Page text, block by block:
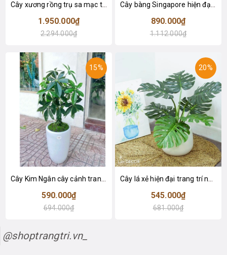
Cây xương rồng trụ sa mạc trang trí loại 2 tay (155cm) - LC2912
1.950.000₫
2.294.000₫
Cây bàng Singapore hiện đại trang trí nhà đẹp (120cm) - LC2913
890.000₫
1.112.000₫
15%
Cây Kim Ngân cây cảnh trang trí nhà đẹp (80cm) - LC1990
590.000₫
694.000₫
20%
Cây lá xẻ hiện đại trang trí nhà (65cm) - LC3022
545.000₫
681.000₫
@shoptrangtri.vn_